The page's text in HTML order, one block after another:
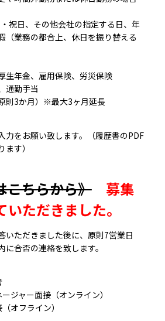
・祝日、その他会社の指定する日、年
（業務の都合上、休日を振り替える
生年金、雇用保険、労災保険
通勤手当
則3か月）※最大3ヶ月延長
力をお願い致します。（履歴書のPDF
す）
こちらから》
募集
ただきました。
いただきました後に、原則7営業日
に合否の連絡を致します。
ジャー面接（オンライン）
オフライン）